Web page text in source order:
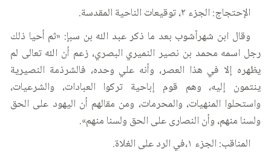
الإحتجاج: الجزء ٢، توقيعات الناحية المقدسة.
وقال ابن شهرآشوب بعد ما ذكر عبد الله بن سبإ: «ثم أحيا ذلك
رجل اسمه محمد بن نصير النميري البصري، زعم أن الله تعالى لم
يظهره إلا في هذا العصر، وأنه علي وحده، فالشرذمة النصيرية
ينتمون إليه، وهم قوم إباحية تركوا العبادات، والشرعيات،
واستحلوا المنهيات، والمحرمات، ومن مقالهم أن اليهود على الحق
ولسنا منهم، وأن النصارى على الحق ولسنا منهم».
المناقب: الجزء ١،في الرد على الغلاة.